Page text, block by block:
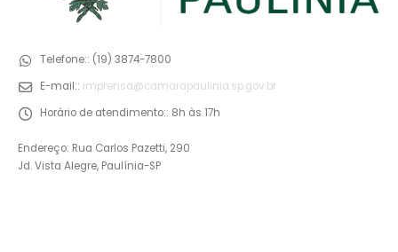
Telefone:: (19) 3874-7800
E-mail:: imprensa@camarapaulinia.sp.gov.br
Horário de atendimento:: 8h às 17h
Endereço: Rua Carlos Pazetti, 290
Jd. Vista Alegre, Paulínia-SP